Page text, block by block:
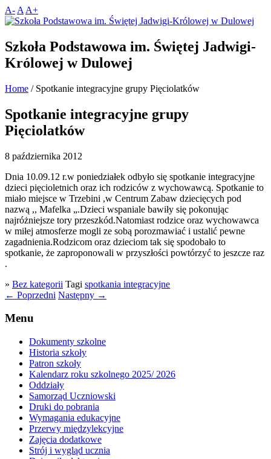
A- A A+
Szkoła Podstawowa im. Świętej Jadwigi-
Królowej w Dulowej
Home / Spotkanie integracyjne grupy Pięciolatków
Spotkanie integracyjne grupy
Pięciolatków
8 października 2012
Dnia 10.09.12 r.w poniedziałek odbyło się spotkanie integracyjne
dzieci pięcioletnich oraz ich rodziców z wychowawcą. Spotkanie to
miało miejsce w Trzebini ,w Centrum Zabaw dziecięcych pod
nazwą ,, Mafelka „.Dzieci wspaniale bawiły się pokonując
najróżniejsze tory przeszkód.Natomiast rodzice oraz wychowawca
w miłej atmosferze mogli ze sobą porozmawiać i ustalić pewne
zagadnienia.Rodzicom oraz dzieciom tak się spodobało to
spotkanie, że zaproponowali w przyszłości powtórzyć to jeszcze raz
.
» Bez kategorii Tagi spotkania integracyjne
← Poprzedni Następny →
Menu
Dokumenty szkolne
Historia szkoły
Patron szkoły
Kalendarz roku szkolnego 2025/ 2026
Oddziały
Samorząd Uczniowski
Druki do pobrania
Wymagania edukacyjne
Przerwy międzylekcyjne
Zajęcia dodatkowe
Strój i wygląd ucznia